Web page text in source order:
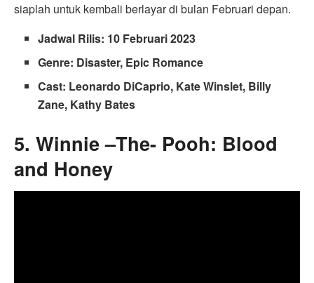
siaplah untuk kembali berlayar di bulan Februari depan.
Jadwal Rilis: 10 Februari 2023
Genre: Disaster, Epic Romance
Cast: Leonardo DiCaprio, Kate Winslet, Billy
Zane, Kathy Bates
5. Winnie –The- Pooh: Blood
and Honey